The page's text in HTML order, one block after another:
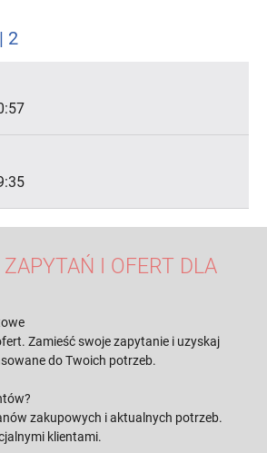
| 2
I OFERT DLA
Zamieść swoje zapytanie i uzyskaj
do Twoich potrzeb.
zakupowych i aktualnych potrzeb.
klientami.